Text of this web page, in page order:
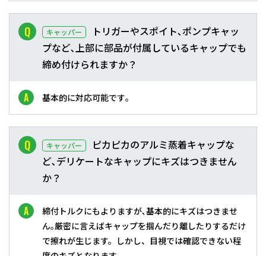
キャッパー
トリガーやスポイト､ポンプキャッ
プなど､上部に部品が付属しているキャップでも
締め付けられますか？
基本的に対応可能です｡
キャッパー
ピカピカのアルミ蒸着キャップな
ど､デリケートなキャップにキズはつきません
か？
締付トルクにもよりますが､基本的にキズはつきませ
ん｡厳密に言えばキャップを掴んだり離したりするだけ
で擦れが生じます。しかし、目視では確認できない程